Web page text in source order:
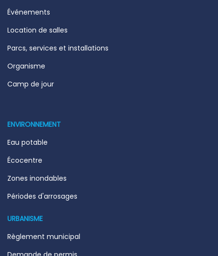
Événements
Location de salles
Parcs, services et installations
Organisme
Camp de jour
ENVIRONNEMENT
Eau potable
Écocentre
Zones inondables
Périodes d'arrosages
URBANISME
Règlement municipal